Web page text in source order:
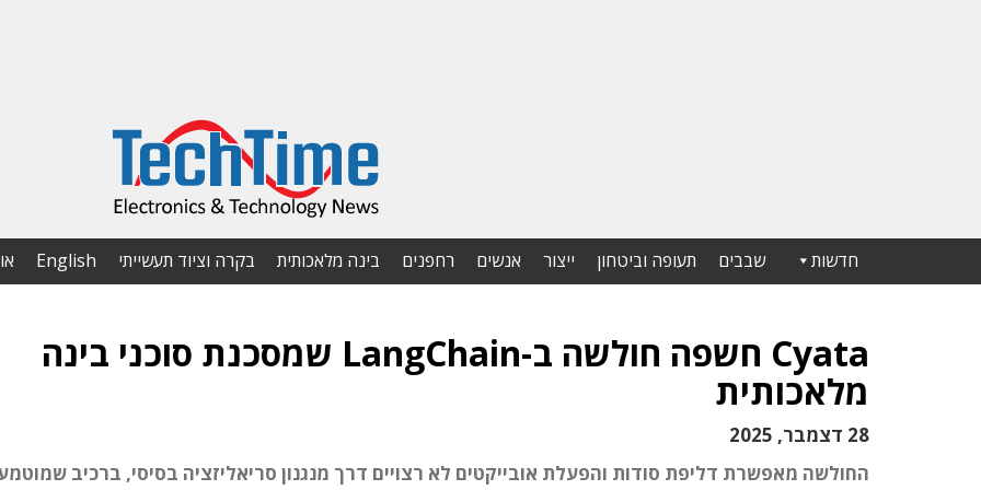
חדשות שבבים תעופה וביטחון ייצור אנשים רחפנים בינה מלאכותית בקרה וציוד תעשייתי English
Cyata חשפה חולשה ב-LangChain שמסכנת סוכני בינה
מלאכותית
28 דצמבר, 2025
החולשה מאפשרת דליפת סודות והפעלת אובייקטים לא רצויים דרך מנגנון סריאליזציה בסיסי, ברכיב